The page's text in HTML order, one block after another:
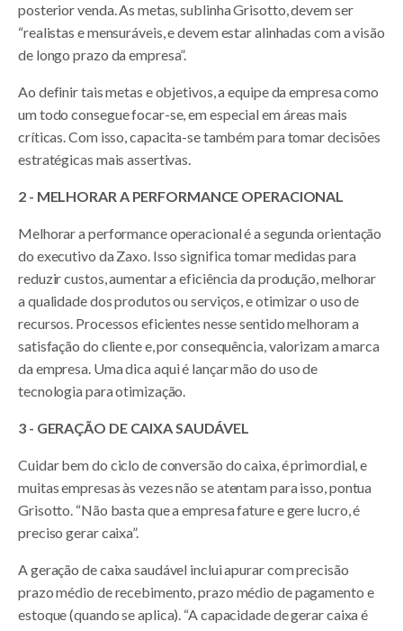
posterior venda. As metas, sublinha Grisotto, devem ser
“realistas e mensuráveis, e devem estar alinhadas com a visão
de longo prazo da empresa”.
Ao definir tais metas e objetivos, a equipe da empresa como
um todo consegue focar-se, em especial em áreas mais
críticas. Com isso, capacita-se também para tomar decisões
estratégicas mais assertivas.
2 - MELHORAR A PERFORMANCE OPERACIONAL
Melhorar a performance operacional é a segunda orientação
do executivo da Zaxo. Isso significa tomar medidas para
reduzir custos, aumentar a eficiência da produção, melhorar
a qualidade dos produtos ou serviços, e otimizar o uso de
recursos. Processos eficientes nesse sentido melhoram a
satisfação do cliente e, por consequência, valorizam a marca
da empresa. Uma dica aqui é lançar mão do uso de
tecnologia para otimização.
3 - GERAÇÃO DE CAIXA SAUDÁVEL
Cuidar bem do ciclo de conversão do caixa, é primordial, e
muitas empresas às vezes não se atentam para isso, pontua
Grisotto. “Não basta que a empresa fature e gere lucro, é
preciso gerar caixa”.
A geração de caixa saudável inclui apurar com precisão
prazo médio de recebimento, prazo médio de pagamento e
estoque (quando se aplica). “A capacidade de gerar caixa é